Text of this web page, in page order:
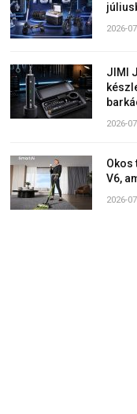
2026-
JIMI
2026-
Okos
V6,
2026-